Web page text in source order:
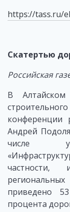
https://tass.ru/
Скатертью
Российская
В
конференции
Андрей
числе
приведено
процента